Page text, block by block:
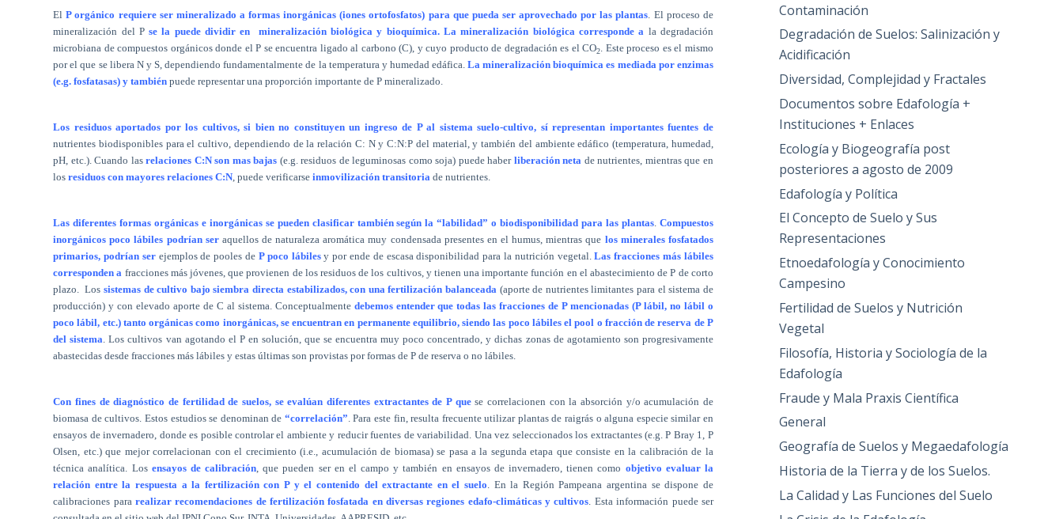
ElP orgánico requiere ser mineralizado a formas inorgánicas (iones ortofosfatos) para que pueda ser aprovechado por las plantas. El proceso de
mineralización del Pse la puede dividir en mineralización biológica y bioquímica. La mineralización biológica corresponde a la degradación
microbiana de compuestos orgánicos donde el P se encuentra ligado al carbono (C), y cuyo producto de degradación es el CO2. Este proceso es el mismo
por el que se libera N y S, dependiendo fundamentalmente de la temperatura y humedad edáfica.La mineralización bioquímica es mediada por enzimas
(e.g. fosfatasas) y también puede representar una proporción importante de P mineralizado.
Los residuos aportados por los cultivos, si bien no constituyen un ingreso de P al sistema suelo-cultivo, sí representan importantes fuentes de
nutrientes biodisponibles para el cultivo, dependiendo de la relación C: N y C:N:P del material, y también del ambiente edáfico (temperatura, humedad,
pH, etc.). Cuando lasrelaciones C:N son mas bajas (e.g. residuos de leguminosas como soja) puede haber liberación neta de nutrientes, mientras que en
losresiduos con mayores relaciones C:N, puede verificarseinmovilización transitoria de nutrientes.
Las diferentes formas orgánicas e inorgánicas se pueden clasificar también según la “labilidad” o biodisponibilidad para las plantas. Compuestos
inorgánicos poco lábiles podrían seraquellos de naturaleza aromática muy condensada presentes en el humus, mientras que los minerales fosfatados
primarios, podrían serejemplos de pooles de P poco lábilesy por ende de escasa disponibilidad para la nutrición vegetal.Las fracciones más lábiles
corresponden a fracciones más jóvenes, que provienen de los residuos de los cultivos, y tienen una importante función en el abastecimiento de P de corto
plazo. Lossistemas de cultivo bajo siembra directa estabilizados, con una fertilización balanceada (aporte de nutrientes limitantes para el sistema de
producción) y con elevado aporte de C al sistema. Conceptualmentedebemos entender que todas las fracciones de P mencionadas (P lábil, no lábil o
poco lábil, etc.) tanto orgánicas como inorgánicas, se encuentran en permanente equilibrio, siendo las poco lábiles el pool o fracción de reserva de P
del sistema. Los cultivos van agotando el P en solución, que se encuentra muy poco concentrado, y dichas zonas de agotamiento son progresivamente
abastecidas desde fracciones más lábiles y estas últimas son provistas por formas de P de reserva o no lábiles.
Con fines de diagnóstico de fertilidad de suelos, se evalúan diferentes extractantes de P quese correlacionen con la absorción y/o acumulación de
biomasa de cultivos. Estos estudios se denominan de “correlación”. Para este fin, resulta frecuente utilizar plantas de raigrás o alguna especie similar en
ensayos de invernadero, donde es posible controlar el ambiente y reducir fuentes de variabilidad. Una vez seleccionados los extractantes (e.g. P Bray 1, P
Olsen, etc.) que mejor correlacionan con el crecimiento (i.e., acumulación de biomasa) se pasa a la segunda etapa que consiste en la calibración de la
técnica analítica. Los ensayos de calibración, que pueden ser en el campo y también en ensayos de invernadero, tienen como objetivo evaluar la
relación entre la respuesta a la fertilización con P y el contenido del extractante en el suelo. En la Región Pampeana argentina se dispone de
calibraciones para realizar recomendaciones de fertilización fosfatada en diversas regiones edafo-climáticas y cultivos. Esta información puede ser
Contaminación
Degradación de Suelos: Salinización y
Acidificación
Diversidad, Complejidad y Fractales
Documentos sobre Edafología +
Instituciones + Enlaces
Ecología y Biogeografía post
posteriores a agosto de 2009
Edafología y Política
El Concepto de Suelo y Sus
Representaciones
Etnoedafología y Conocimiento
Campesino
Fertilidad de Suelos y Nutrición
Vegetal
Filosofía, Historia y Sociología de la
Edafología
Fraude y Mala Praxis Científica
General
Geografía de Suelos y Megaedafología
Historia de la Tierra y de los Suelos.
La Calidad y Las Funciones del Suelo